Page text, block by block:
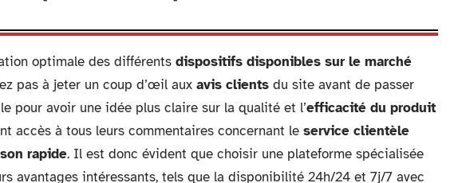
optimale des différents dispositifs disponibles sur le marché
pas à jeter un coup d’œil aux avis clients du site avant de passer
pour avoir une idée plus claire sur la qualité et l’efficacité du produit
accès à tous leurs commentaires concernant le service clientèle
rapide. Il est donc évident que choisir une plateforme spécialisée
avantages intéressants, tels que la disponibilité 24h/24 et 7j/7 avec